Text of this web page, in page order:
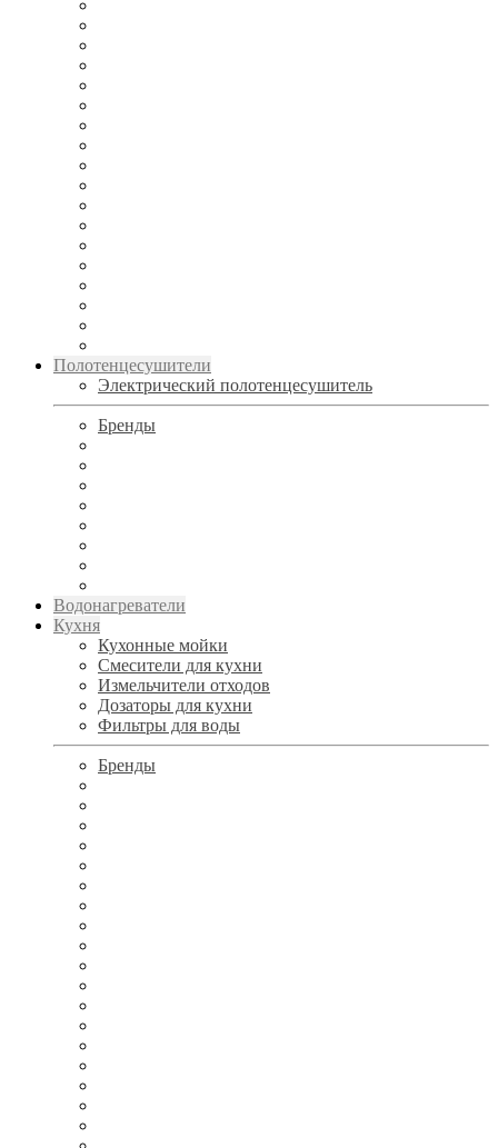
Полотенцесушители
Электрический полотенцесушитель
Бренды
Водонагреватели
Кухня
Кухонные мойки
Смесители для кухни
Измельчители отходов
Дозаторы для кухни
Фильтры для воды
Бренды